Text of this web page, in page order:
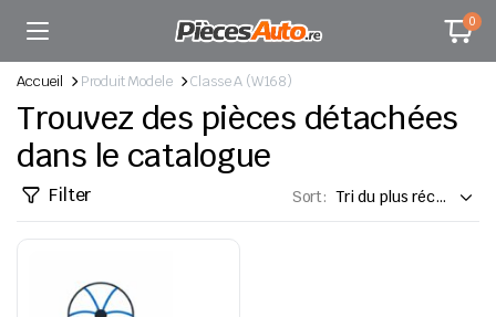
0
Accueil Produit Modele Classe A (W168)
Trouvez des pièces détachées
dans le catalogue
Filter Sort: